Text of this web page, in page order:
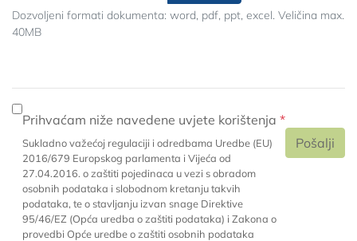
Dozvoljeni formati dokumenta: word, pdf, ppt, excel. Veličina max.
40MB
Prihvaćam niže navedene uvjete korištenja
Sukladno važećoj regulaciji i odredbama Uredbe (EU)
2016/679 Europskog parlamenta i Vijeća od
27.04.2016. o zaštiti pojedinaca u vezi s obradom
osobnih podataka i slobodnom kretanju takvih
podataka, te o stavljanju izvan snage Direktive
95/46/EZ (Opća uredba o zaštiti podataka) i Zakona o
provedbi Opće uredbe o zaštiti osobnih podataka
Pošalji